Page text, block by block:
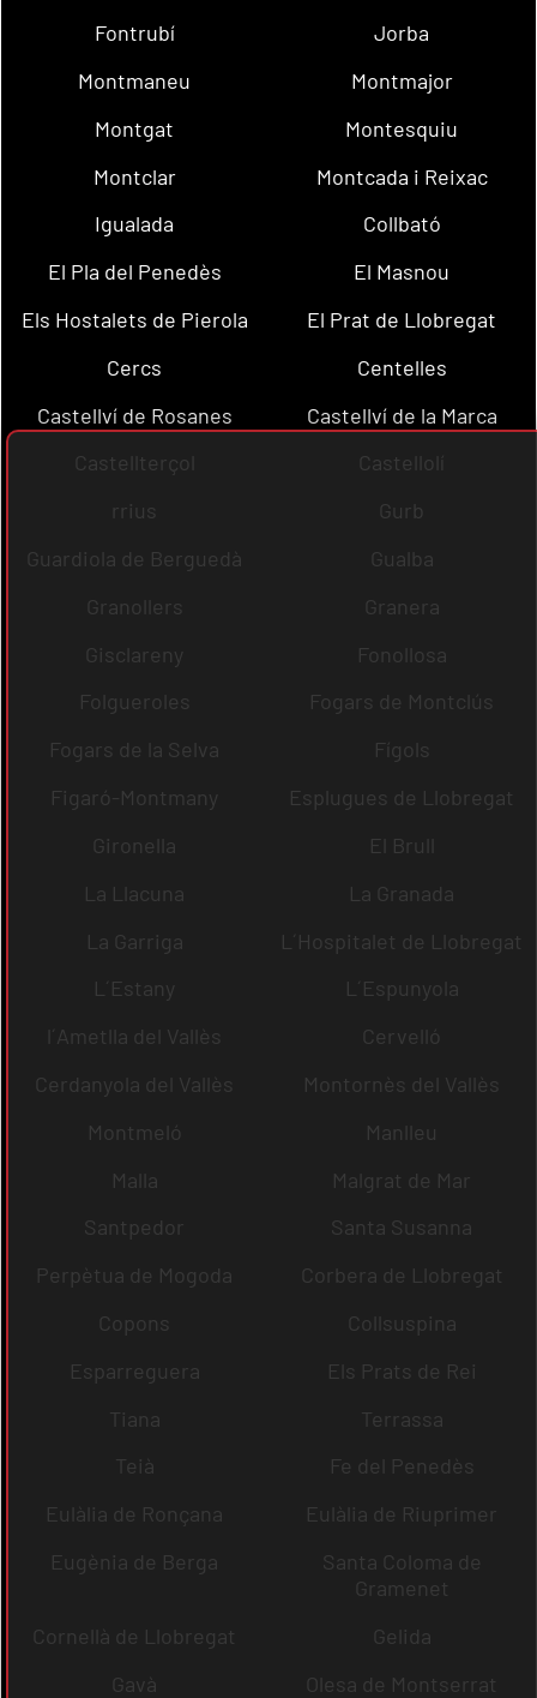
Fontrubí
Jorba
Montmaneu
Montmajor
Montgat
Montesquiu
Montclar
Montcada i Reixac
Igualada
Collbató
El Pla del Penedès
El Masnou
Els Hostalets de Pierola
El Prat de Llobregat
Cercs
Centelles
Castellví de Rosanes
Castellví de la Marca
Castellterçol
Castellolí
rrius
Gurb
Guardiola de Berguedà
Gualba
Granollers
Granera
Gisclareny
Fonollosa
Folgueroles
Fogars de Montclús
Fogars de la Selva
Fígols
Figaró-Montmany
Esplugues de Llobregat
Gironella
El Brull
La Llacuna
La Granada
La Garriga
L´Hospitalet de Llobregat
L´Estany
L´Espunyola
l´Ametlla del Vallès
Cervelló
Cerdanyola del Vallès
Montornès del Vallès
Montmeló
Manlleu
Malla
Malgrat de Mar
Santpedor
Santa Susanna
Perpètua de Mogoda
Corbera de Llobregat
Copons
Collsuspina
Esparreguera
Els Prats de Rei
Tiana
Terrassa
Teià
Fe del Penedès
Eulàlia de Ronçana
Eulàlia de Riuprimer
Eugènia de Berga
Santa Coloma de
Gramenet
Cornellà de Llobregat
Gelida
Gavà
Olesa de Montserrat